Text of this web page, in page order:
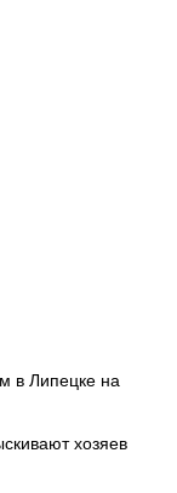
в Липецке на
хозяев